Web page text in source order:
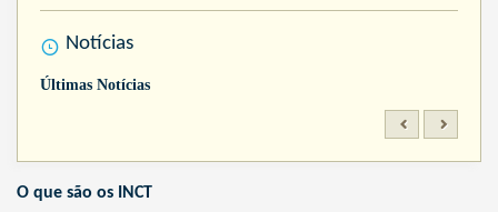
Notícias
Últimas Notícias
O que são os INCT